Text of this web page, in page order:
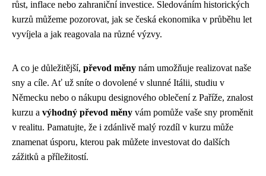
růst, inflace nebo zahraniční investice. Sledováním historických
kurzů můžeme pozorovat, jak se česká ekonomika v průběhu let
vyvíjela a jak reagovala na různé výzvy.
A co je důležitější, převod měny nám umožňuje realizovat naše
sny a cíle. Ať už sníte o dovolené v slunné Itálii, studiu v
Německu nebo o nákupu designového oblečení z Paříže, znalost
kurzu a výhodný převod měny vám pomůže vaše sny proměnit
v realitu. Pamatujte, že i zdánlivě malý rozdíl v kurzu může
znamenat úsporu, kterou pak můžete investovat do dalších
zážitků a příležitostí.